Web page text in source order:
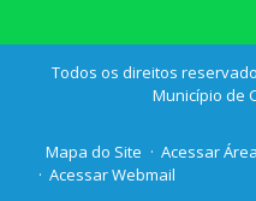
Todos os direitos
Município de
Mapa do Site
Acessar
Acessar Webmail